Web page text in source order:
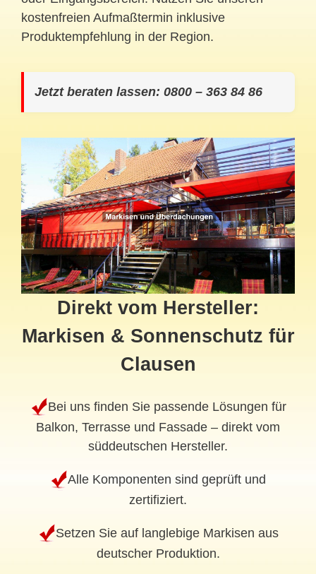
kostenfreien Aufmaßtermin inklusive
Produktempfehlung in der Region.
Jetzt beraten lassen: 0800 – 363 84 86
Direkt vom Hersteller:
Markisen & Sonnenschutz für
Clausen
Bei uns finden Sie passende Lösungen für
Balkon, Terrasse und Fassade – direkt vom
süddeutschen Hersteller.
Alle Komponenten sind geprüft und
zertifiziert.
Setzen Sie auf langlebige Markisen aus
deutscher Produktion.